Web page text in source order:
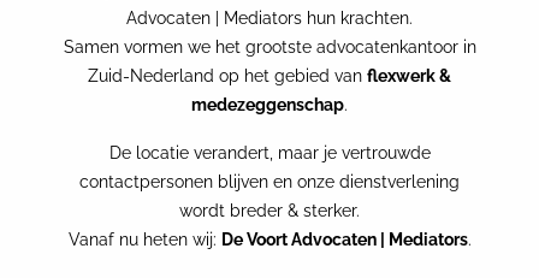
PERSBERICHT: GROOTSTE
Advocaten | Mediators hun krachten.
Samen vormen we het grootste advocatenkantoor in
Zuid-Nederland op het gebied van flexwerk &
medezeggenschap.
De locatie verandert, maar je vertrouwde
contactpersonen blijven en onze dienstverlening
wordt breder & sterker.
Vanaf nu heten wij: De Voort Advocaten | Mediators.